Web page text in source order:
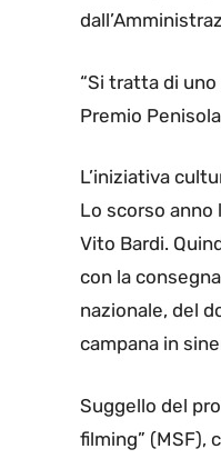
“Si tratta di
Premio
L’iniziativa
Lo scorso anno
Vito Bardi.
con la
nazionale, del
campana in
Suggello del
filming” (MSF),